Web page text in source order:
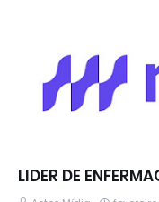
LIDER DE